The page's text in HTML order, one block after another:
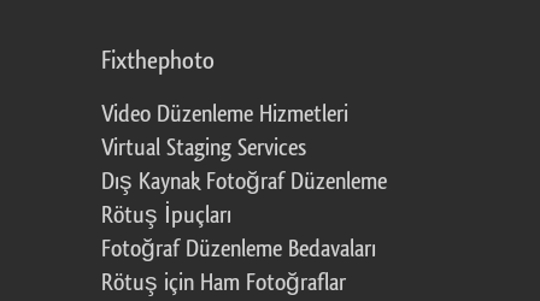
Fixthephoto
Video Düzenleme Hizmetleri
Virtual Staging Services
Dış Kaynak Fotoğraf Düzenleme
Rötuş İpuçları
Fotoğraf Düzenleme Bedavaları
Rötuş için Ham Fotoğraflar